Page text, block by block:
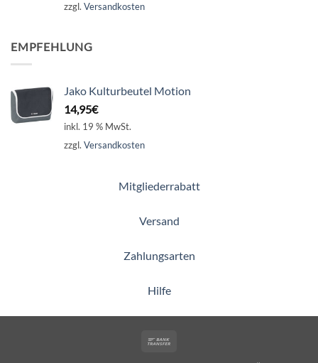
zzgl. Versandkosten
EMPFEHLUNG
Jako Kulturbeutel Motion
14,95€
inkl. 19 % MwSt.
zzgl. Versandkosten
Mitgliederrabatt
Versand
Zahlungsarten
Hilfe